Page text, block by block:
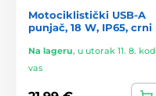
Motociklistički USB-A
punjač, 18 W, IP65, crni
Na lageru, u utorak 11. 8. kod
vas